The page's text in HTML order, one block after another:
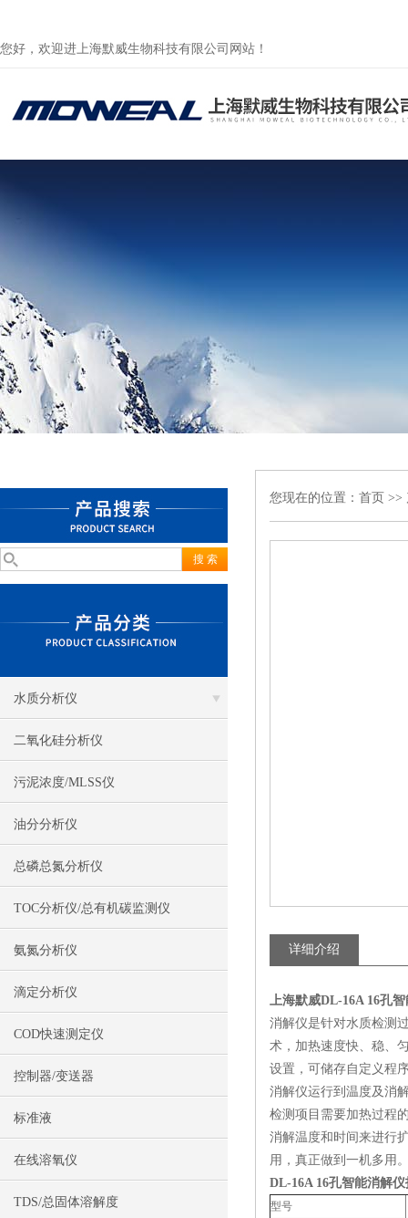
您好，欢迎进上海默威生物科技有限公司网站！
水质分析仪
二氧化硅分析仪
污泥浓度/MLSS仪
油分分析仪
总磷总氮分析仪
TOC分析仪/总有机碳监测仪
氨氮分析仪
滴定分析仪
COD快速测定仪
控制器/变送器
标准液
在线溶氧仪
TDS/总固体溶解度
您现在的位置： 首页 >>
详细介绍
上海默威DL-16A 16孔
消解仪是针对水质检测
术，加热速度快、稳、
设置，可储存自定义程
消解仪运行到温度及消
检测项目需要加热过程
消解温度和时间来进行
用，真正做到一机多用
DL-16A 16孔智能消解仪
型号